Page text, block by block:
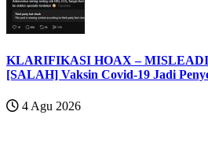
KLARIFIKASI HOAX –
[SALAH] Vaksin Covid-19 Jadi
4 Agu 2026